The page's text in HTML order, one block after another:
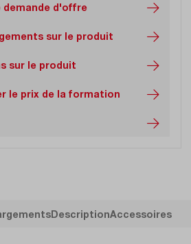
demande d'offre
sur le produit
sur le produit
le prix de la formation
DescriptionAccessoires